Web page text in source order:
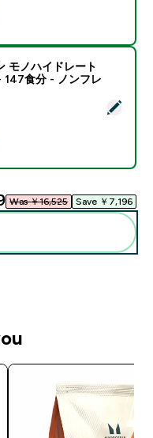
アチン モノハイドレ
モノハイドレート
食分 - ノンフレ
Was ￥16,525‎ Save ￥7,196‎